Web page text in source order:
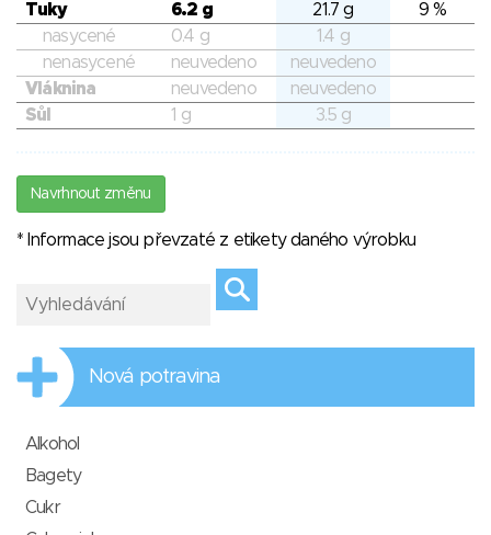
Tuky
6.2 g 21.7 g
9 %
nasycené
0.4 g
1.4 g
nenasycené
neuvedeno
neuvedeno
Vláknina
neuvedeno
neuvedeno
Sůl
1 g 3.5 g
Navrhnout změnu
* Informace jsou převzaté z etikety daného výrobku
Nová potravina
Alkohol
Bagety
Cukr